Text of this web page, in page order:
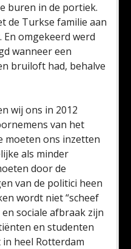
buren in de portiek.
de Turkse familie aan
omgekeerd werd
wanneer een
bruiloft had, behalve
wij ons in 2012
van het
moeten ons inzetten
als minder
door de
van de politici heen
wordt niet “scheef
sociale afbraak zijn
en studenten
in heel Rotterdam